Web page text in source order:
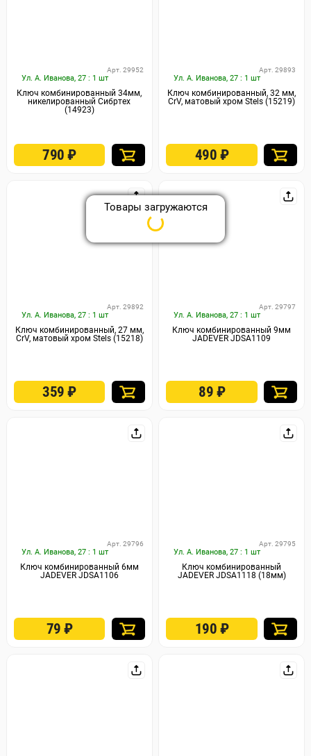
Ул. А. Иванова, 27 : 1 шт
Арт. 29952
Ключ комбинированный 34мм,
никелированный Сибртех
(14923)
790₽
Ул. А. Иванова, 27 : 1 шт
Арт. 29893
Ключ комбинированный, 32 мм,
CrV, матовый хром Stels (15219)
490 ₽
Ул. А. Иванова, 27 : 1 шт
Арт. 29892
Ключ комбинированный, 27 мм,
CrV, матовый хром Stels (15218)
359₽
Ул. А. Иванова, 27 : 1 шт
Арт. 29797
Ключ комбинированный 9мм
JADEVER JDSA1109
89 ₽
Ул. А. Иванова, 27 : 1 шт
Арт. 29796
Ключ комбинированный 6мм
JADEVER JDSA1106
79₽
Ул. А. Иванова, 27 : 1 шт
Арт. 29795
Ключ комбинированный
JADEVER JDSA1118 (18мм)
190 ₽
Товары загружаются